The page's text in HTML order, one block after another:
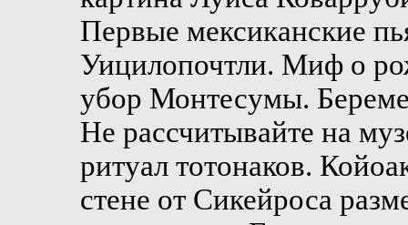
Первые мексиканские
Уицилопочтли. Миф о
убор Монтесумы.
Не рассчитывайте на
ритуал тотонаков.
стене от Сикейроса